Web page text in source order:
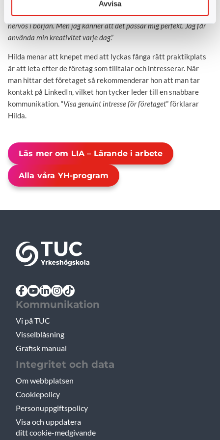
Avvisa
Idag arbetar hon som Head of Communications – en roll där hon
ansvarar för all kommunikation. ”Det är en senior roll, och jag var
nervös i början. Men jag känner att det passar mig perfekt. Jag får
använda min kreativitet varje dag.”
Hilda menar att knepet med att lyckas fånga rätt praktikplats
är att leta efter de företag som tilltalar och intresserar. När
man hittar det företaget så rekommenderar hon att man tar
kontakt på LinkedIn, vilket hon tycker leder till en snabbare
kommunikation. “Visa genuint intresse för företaget” förklarar
Hilda.
Läs mer om LIA – Lärande i arbete
Alla våra YH-program
Kommunikation
Vi på TUC
Visselblåsning
Grafisk manual
Integritet och data
Om webbplatsen
Cookiepolicy
Personuppgiftspolicy
Visa och uppdatera
ditt cookie-medgivande